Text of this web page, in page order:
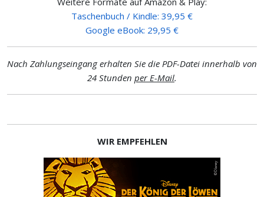
Taschenbuch / Kindle: 39,95 €
Google eBook: 29,95 €
Nach Zahlungseingang erhalten Sie die PDF-Datei innerhalb von
24 Stunden per E-Mail.
WIR EMPFEHLEN